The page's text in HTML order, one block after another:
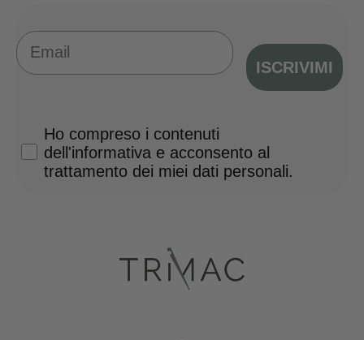
Email
ISCRIVIMI
Privacy Policy
Ho compreso i contenuti
dell'informativa e acconsento al
trattamento dei miei dati personali.